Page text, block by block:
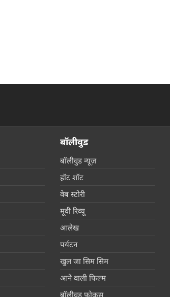
बॉलीवुड
बॉलीवुड न्यूज़
हॉट शॉट
वेब स्टोरी
मूवी रिव्यू
आलेख
पर्यटन
खुल जा सिम सिम
आने वाली फिल्म
बॉलीवुड फोकस